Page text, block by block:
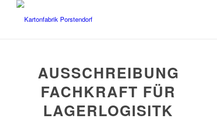
AUSSCHREIBUNG
FACHKRAFT FÜR
LAGERLOGISITK